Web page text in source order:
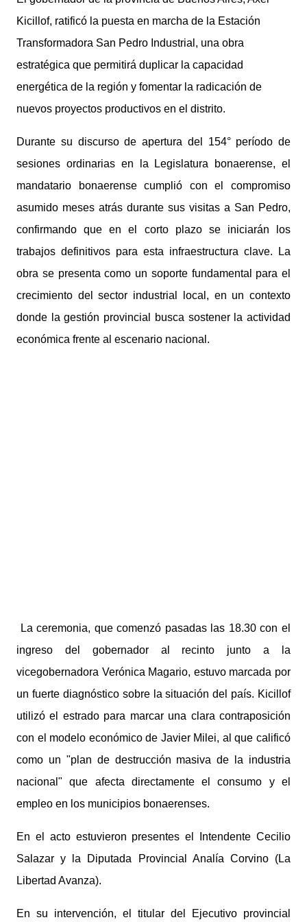
Kicillof, ratificó la puesta en marcha de la Estación
Transformadora San Pedro Industrial, una obra
estratégica que permitirá duplicar la capacidad
energética de la región y fomentar la radicación de
nuevos proyectos productivos en el distrito.
Durante su discurso de apertura del 154° período de
sesiones ordinarias en la Legislatura bonaerense, el
mandatario bonaerense cumplió con el compromiso
asumido meses atrás durante sus visitas a San Pedro,
confirmando que en el corto plazo se iniciarán los
trabajos definitivos para esta infraestructura clave. La
obra se presenta como un soporte fundamental para el
crecimiento del sector industrial local, en un contexto
donde la gestión provincial busca sostener la actividad
económica frente al escenario nacional.
La ceremonia, que comenzó pasadas las 18.30 con el
ingreso del gobernador al recinto junto a la
vicegobernadora Verónica Magario, estuvo marcada por
un fuerte diagnóstico sobre la situación del país. Kicillof
utilizó el estrado para marcar una clara contraposición
con el modelo económico de Javier Milei, al que calificó
como un "plan de destrucción masiva de la industria
nacional" que afecta directamente el consumo y el
empleo en los municipios bonaerenses.
En el acto estuvieron presentes el Intendente Cecilio
Salazar y la Diputada Provincial Analía Corvino (La
Libertad Avanza).
En su intervención, el titular del Ejecutivo provincial